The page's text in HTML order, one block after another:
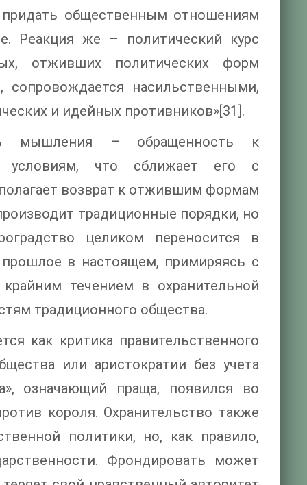
общественным отношениям
Реакция же – политический курс
отживших политических форм
сопровождается насильственными,
и идейных противников»[31].
мышления – обращенность к
что сближает его с
возврат к отжившим формам
традиционные порядки, но
целиком переносится в
в настоящем, примиряясь с
течением в охранительной
традиционного общества.
как критика правительственного
или аристократии без учета
означающий праща, появился во
короля. Охранительство также
политики, но, как правило,
Фрондировать может